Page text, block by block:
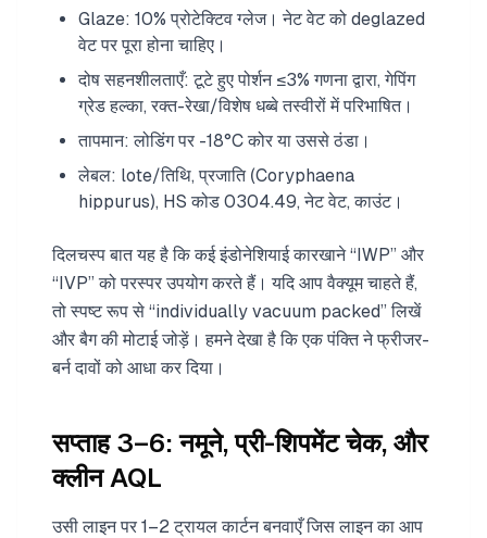
Glaze: 10% प्रोटेक्टिव ग्लेज। नेट वेट को deglazed
वेट पर पूरा होना चाहिए।
दोष सहनशीलताएँ: टूटे हुए पोर्शन ≤3% गणना द्वारा, गेपिंग
ग्रेड हल्का, रक्त-रेखा/विशेष धब्बे तस्वीरों में परिभाषित।
तापमान: लोडिंग पर -18°C कोर या उससे ठंडा।
लेबल: lote/तिथि, प्रजाति (Coryphaena
hippurus), HS कोड 0304.49, नेट वेट, काउंट।
दिलचस्प बात यह है कि कई इंडोनेशियाई कारखाने “IWP” और
“IVP” को परस्पर उपयोग करते हैं। यदि आप वैक्यूम चाहते हैं,
तो स्पष्ट रूप से “individually vacuum packed” लिखें
और बैग की मोटाई जोड़ें। हमने देखा है कि एक पंक्ति ने फ्रीजर-
बर्न दावों को आधा कर दिया।
सप्ताह 3–6: नमूने, प्री-शिपमेंट चेक, और
क्लीन AQL
उसी लाइन पर 1–2 ट्रायल कार्टन बनवाएँ जिस लाइन का आप